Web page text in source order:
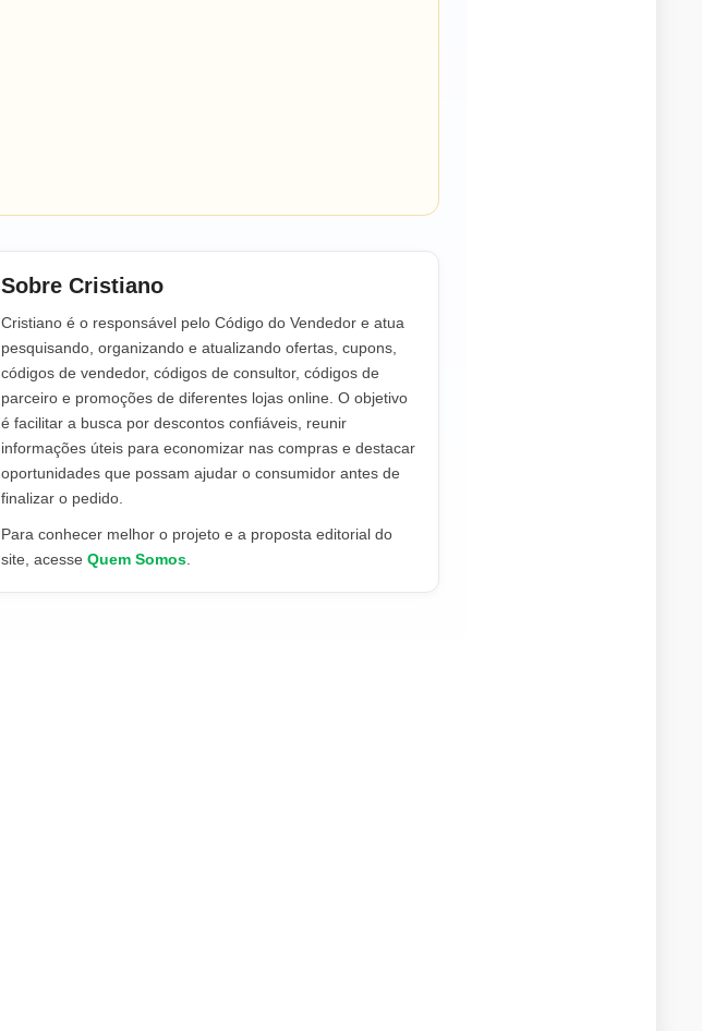
Sobre Cristiano
Cristiano é o responsável pelo Código do Vendedor e atua
pesquisando, organizando e atualizando ofertas, cupons,
códigos de vendedor, códigos de consultor, códigos de
parceiro e promoções de diferentes lojas online. O objetivo
é facilitar a busca por descontos confiáveis, reunir
informações úteis para economizar nas compras e destacar
oportunidades que possam ajudar o consumidor antes de
finalizar o pedido.
Para conhecer melhor o projeto e a proposta editorial do
site, acesse Quem Somos